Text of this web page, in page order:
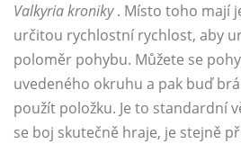
Valkyria kroniky. Místo toho mají
určitou rychlostní rychlost, aby
poloměr pohybu. Můžete se
uvedeného okruhu a pak buď
použít položku. Je to standardní
se boj skutečně hraje, je stejně